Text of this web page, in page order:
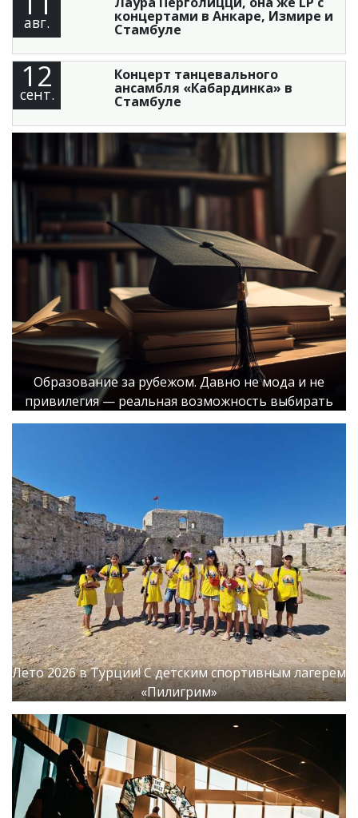
авг. концертами в Анкаре, Измире и
Стамбуле
12
сент.
Концерт танцевального
ансамбля «Кабардинка» в
Стамбуле
Образование за рубежом. Давно не мода и не
привилегия — реальная возможность выбирать
Лето 2026 в Турции! С детским спортивным лагерем
«Пилигрим»